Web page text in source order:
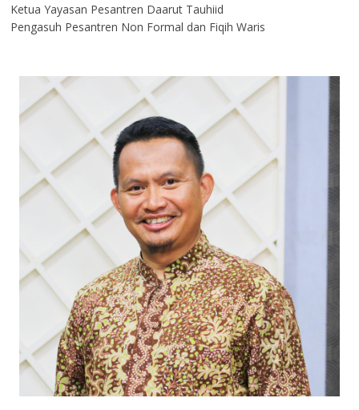
Ketua Yayasan Pesantren Daarut Tauhiid
Pengasuh Pesantren Non Formal dan Fiqih Waris